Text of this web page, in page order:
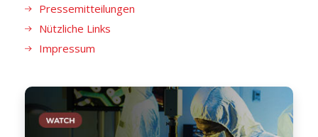
Pressemitteilungen
Nützliche Links
Impressum